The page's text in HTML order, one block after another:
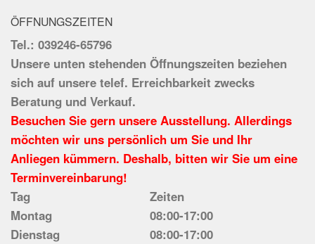
ÖFFNUNGSZEITEN
Tel.: 039246-65796
Unsere unten stehenden Öffnungszeiten beziehen
sich auf unsere telef. Erreichbarkeit zwecks
Beratung und Verkauf.
Besuchen Sie gern unsere Ausstellung. Allerdings
möchten wir uns persönlich um Sie und Ihr
Anliegen kümmern. Deshalb, bitten wir Sie um eine
Terminvereinbarung!
Tag
Zeiten
Montag
08:00-17:00
Dienstag
08:00-17:00